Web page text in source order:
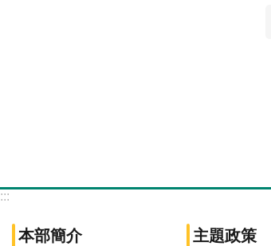
:::
本部簡介 主題政策